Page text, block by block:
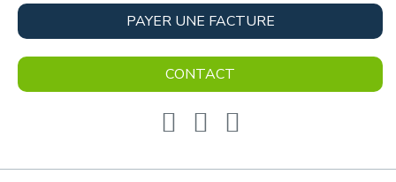
PAYER UNE FACTURE
CONTACT